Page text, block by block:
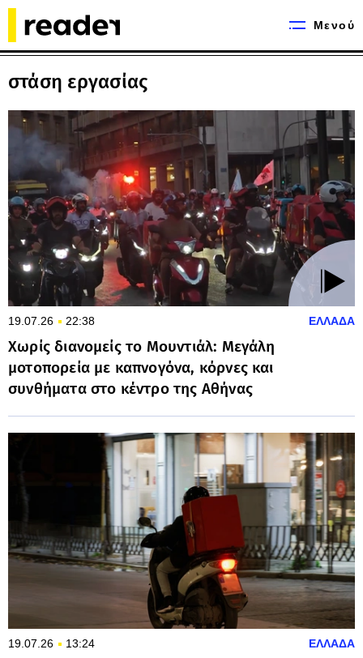
Μενού
στάση εργασίας
19.07.26 22:38 ΕΛΛΑΔΑ
Χωρίς διανομείς το Μουντιάλ: Μεγάλη
μοτοπορεία με καπνογόνα, κόρνες και
συνθήματα στο κέντρο της Αθήνας
19.07.26 13:24 ΕΛΛΑΔΑ